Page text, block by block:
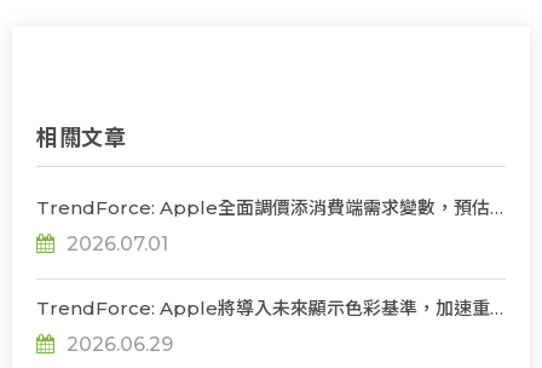
相關文章
TrendForce: Apple全面調價添消費端需求變數，預估
2026年全球筆電出貨將衰退13.6%
2026.07.01
TrendForce: Apple將導入未來顯示色彩基準，加速重
構OLED發光材料體系
2026.06.29